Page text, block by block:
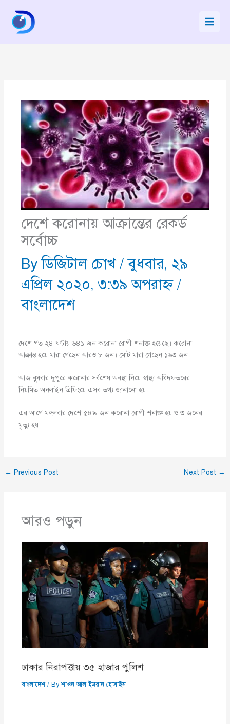
content
দেশে করোনায় আক্রান্তের রেকর্ড
সর্বোচ্চ
Byডিজিটাল চোখ/বুধবার, ২৯
এপ্রিল ২০২০, ৩:৩৯ অপরাহ্ণ/
বাংলাদেশ
দেশে গত ২৪ ঘণ্টায় ৬৪১ জন করোনা রোগী শনাক্ত হয়েছে। করোনা
আক্রান্ত হয়ে মারা গেছেন আরও ৮ জন। মোট মারা গেছেন ১৬৩ জন।
আজ বুধবার দুপুরে করোনার সর্বশেষ অবস্থা নিয়ে স্বাস্থ্য অধিদফতরের
নিয়মিত অনলাইন ব্রিফিংয়ে এসব তথ্য জানানো হয়।
এর আগে মঙ্গলবার দেশে ৫৪৯ জন করোনা রোগী শনাক্ত হয় ও ৩ জনের
মৃত্যু হয়
← Previous Post Next Post →
আরও পড়ুন
ঢাকার নিরাপত্তায় ৩৫ হাজার পুলিশ
বাংলাদেশ/ Byশাওন আল-ইমরান হোসাইন